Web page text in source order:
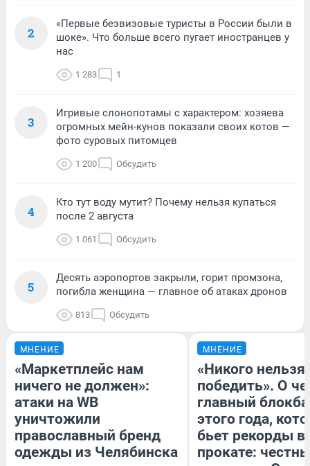
2
«Первые безвизовые туристы в России были в
шоке». Что больше всего пугает иностранцев у
нас
1 283 1
3
Игривые слонопотамы с характером: хозяева
огромных мейн-кунов показали своих котов —
фото суровых питомцев
1 200 Обсудить
4
Кто тут воду мутит? Почему нельзя купаться
после 2 августа
1 061 Обсудить
5
Десять аэропортов закрыли, горит промзона,
погибла женщина — главное об атаках дронов
813 Обсудить
МНЕНИЕ
«Маркетплейс нам
ничего не должен»:
атаки на WB
уничтожили
православный бренд
одежды из Челябинска
МНЕНИЕ
«Никого нельзя
победить». О
главный
этого года,
бьет рекорды в
прокате: